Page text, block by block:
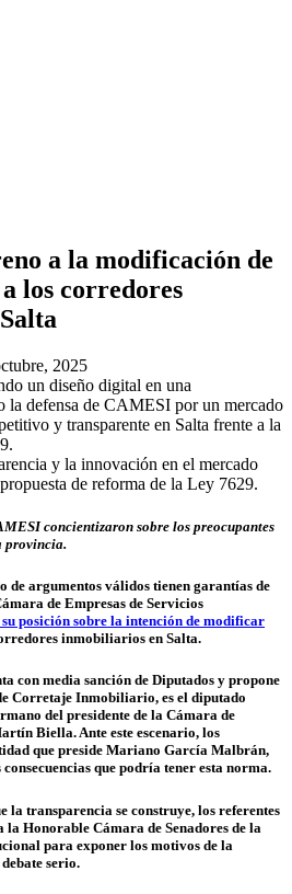
a la modificación de
los corredores
2025
y la innovación en el mercado
de reforma de la Ley 7629.
concientizaron sobre los preocupantes
provincia.
de argumentos válidos tienen garantías de
de Empresas de Servicios
posición sobre la intención de modificar
inmobiliarios en Salta.
con media sanción de Diputados y propone
Corretaje Inmobiliario, es el diputado
del presidente de la Cámara de
Biella.Ante este escenario, los
que preside Mariano García Malbrán,
que podría tener esta norma.
la transparencia se construye, los referentes
Honorable Cámara de Senadores de la
para exponer los motivos de la
serio.